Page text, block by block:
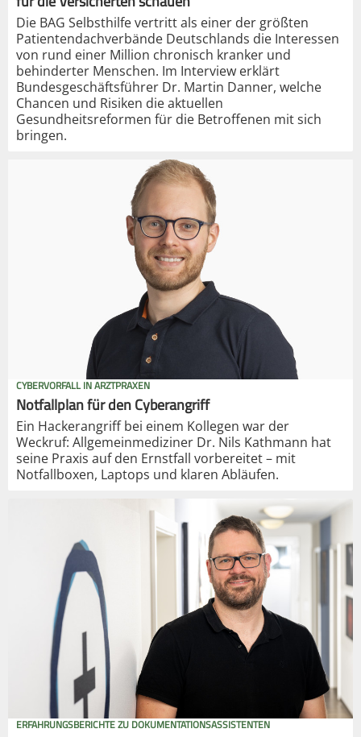
Die BAG Selbsthilfe vertritt als einer der größten
Patientendachverbände Deutschlands die Interessen
von rund einer Million chronisch kranker und
behinderter Menschen. Im Interview erklärt
Bundesgeschäftsführer Dr. Martin Danner, welche
Chancen und Risiken die aktuellen
Gesundheitsreformen für die Betroffenen mit sich
bringen.
CYBERVORFALL IN ARZTPRAXEN
Notfallplan für den Cyberangriff
Ein Hackerangriff bei einem Kollegen war der
Weckruf: Allgemeinmediziner Dr. Nils Kathmann hat
seine Praxis auf den Ernstfall vorbereitet – mit
Notfallboxen, Laptops und klaren Abläufen.
ERFAHRUNGSBERICHTE ZU DOKUMENTATIONSASSISTENTEN